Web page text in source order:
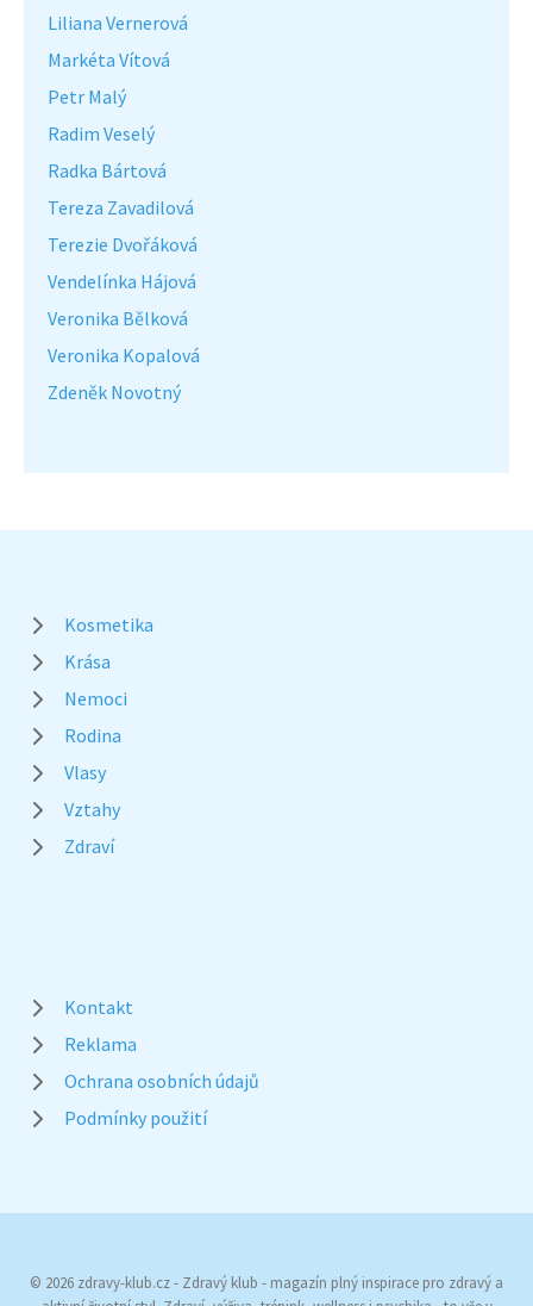
Liliana Vernerová
Markéta Vítová
Petr Malý
Radim Veselý
Radka Bártová
Tereza Zavadilová
Terezie Dvořáková
Vendelínka Hájová
Veronika Bělková
Veronika Kopalová
Zdeněk Novotný
Kosmetika
Krása
Nemoci
Rodina
Vlasy
Vztahy
Zdraví
Kontakt
Reklama
Ochrana osobních údajů
Podmínky použití
© 2026 zdravy-klub.cz - Zdravý klub - magazín plný inspirace pro zdravý a